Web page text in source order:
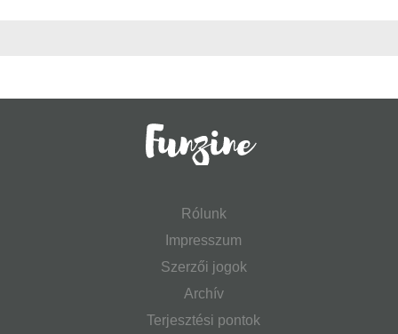
Rólunk
Impresszum
Szerzői jogok
Archív
Terjesztési pontok